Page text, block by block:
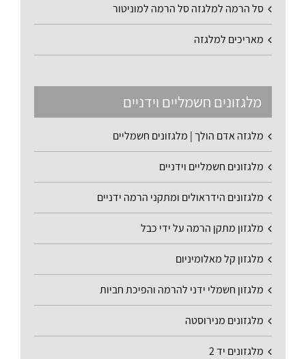
סל הרמה למלגזה סל הרמה למוניטור
מאריכים למלגזה
מלגזונים חשמליים וידניים
מלגזה אדם הולך | מלגזונים חשמליים
מלגזונים חשמליים וידניים
מלגזונים הידראולים ומתקני הרמה ידניים
מלגזון מתקן הרמה על ידי כבל
מלגזון קל מאלומיניום
מלגזון חשמלי ידני להרמה והפיכת חביות
מלגזונים מנירוסטה
מלגזונים יד 2